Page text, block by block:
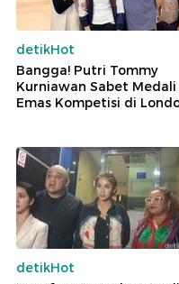
detikHot
Bangga! Putri Tommy
Kurniawan Sabet Medali
Emas Kompetisi di
detikHot